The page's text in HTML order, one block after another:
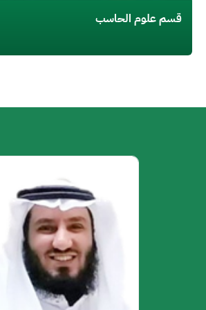
قسم علوم الحاسب
الصورة